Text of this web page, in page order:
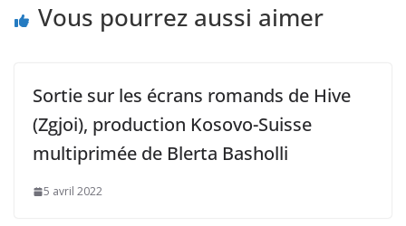
Vous pourrez aussi aimer
Sortie sur les écrans romands de Hive
(Zgjoi), production Kosovo-Suisse
multiprimée de Blerta Basholli
5 avril 2022